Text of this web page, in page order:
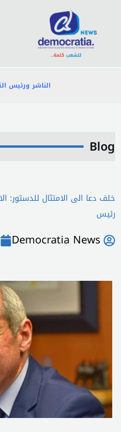
المحتوى
الناشر ورئيس
Blog
خلف دعا الى الامتثال للدستور:
رئيس
Democratia News